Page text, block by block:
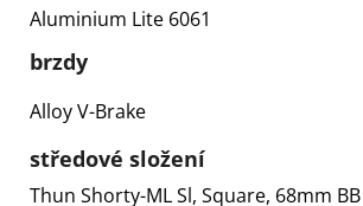
Aluminium Lite 6061
brzdy
Alloy V-Brake
středové složení
Thun Shorty-ML Sl, Square, 68mm